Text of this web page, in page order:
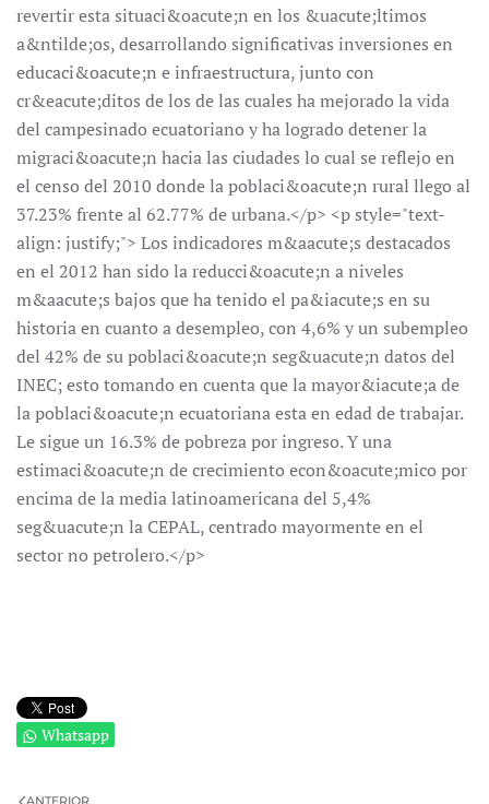
revertir esta situaci&oacute;n en los &uacute;ltimos
a&ntilde;os, desarrollando significativas inversiones en
educaci&oacute;n e infraestructura, junto con
cr&eacute;ditos de los de las cuales ha mejorado la vida
del campesinado ecuatoriano y ha logrado detener la
migraci&oacute;n hacia las ciudades lo cual se reflejo en
el censo del 2010 donde la poblaci&oacute;n rural llego al
37.23% frente al 62.77% de urbana.</p> <p style="text-
align: justify;"> Los indicadores m&aacute;s destacados
en el 2012 han sido la reducci&oacute;n a niveles
m&aacute;s bajos que ha tenido el pa&iacute;s en su
historia en cuanto a desempleo, con 4,6% y un subempleo
del 42% de su poblaci&oacute;n seg&uacute;n datos del
INEC; esto tomando en cuenta que la mayor&iacute;a de
la poblaci&oacute;n ecuatoriana esta en edad de trabajar.
Le sigue un 16.3% de pobreza por ingreso. Y una
estimaci&oacute;n de crecimiento econ&oacute;mico por
encima de la media latinoamericana del 5,4%
seg&uacute;n la CEPAL, centrado mayormente en el
sector no petrolero.</p>
Whatsapp
ANTERIOR